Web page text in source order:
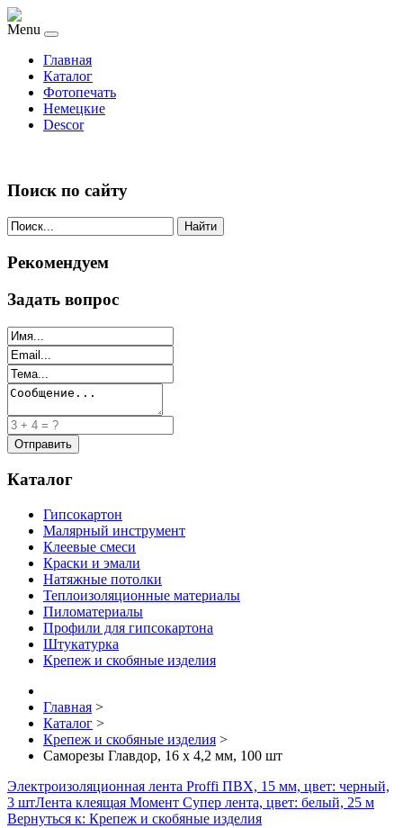
Menu
Главная
Каталог
Фотопечать
Немецкие
Descor
Поиск по сайту
Найти
Рекомендуем
Задать вопрос
Каталог
Гипсокартон
Малярный инструмент
Клеевые смеси
Краски и эмали
Натяжные потолки
Теплоизоляционные материалы
Пиломатериалы
Профили для гипсокартона
Штукатурка
Крепеж и скобяные изделия
Главная >
Каталог >
Крепеж и скобяные изделия >
Саморезы Главдор, 16 x 4,2 мм, 100 шт
Электроизоляционная лента Proffi ПВХ, 15 мм, цвет: черный,
3 штЛента клеящая Момент Супер лента, цвет: белый, 25 м
Вернуться к: Крепеж и скобяные изделия